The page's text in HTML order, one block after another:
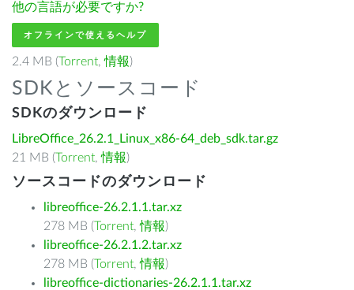
他の言語が必要ですか?
オフラインで使えるヘルプ
2.4 MB (Torrent,情報)
SDKとソースコード
SDKのダウンロード
LibreOffice_26.2.1_Linux_x86-64_deb_sdk.tar.gz
21 MB (Torrent,情報)
ソースコードのダウンロード
libreoffice-26.2.1.1.tar.xz
278 MB (Torrent,情報)
libreoffice-26.2.1.2.tar.xz
278 MB (Torrent,情報)
libreoffice-dictionaries-26.2.1.1.tar.xz